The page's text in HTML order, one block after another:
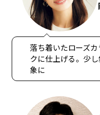
落ち着いたローズ
クに仕上げる。少
象に